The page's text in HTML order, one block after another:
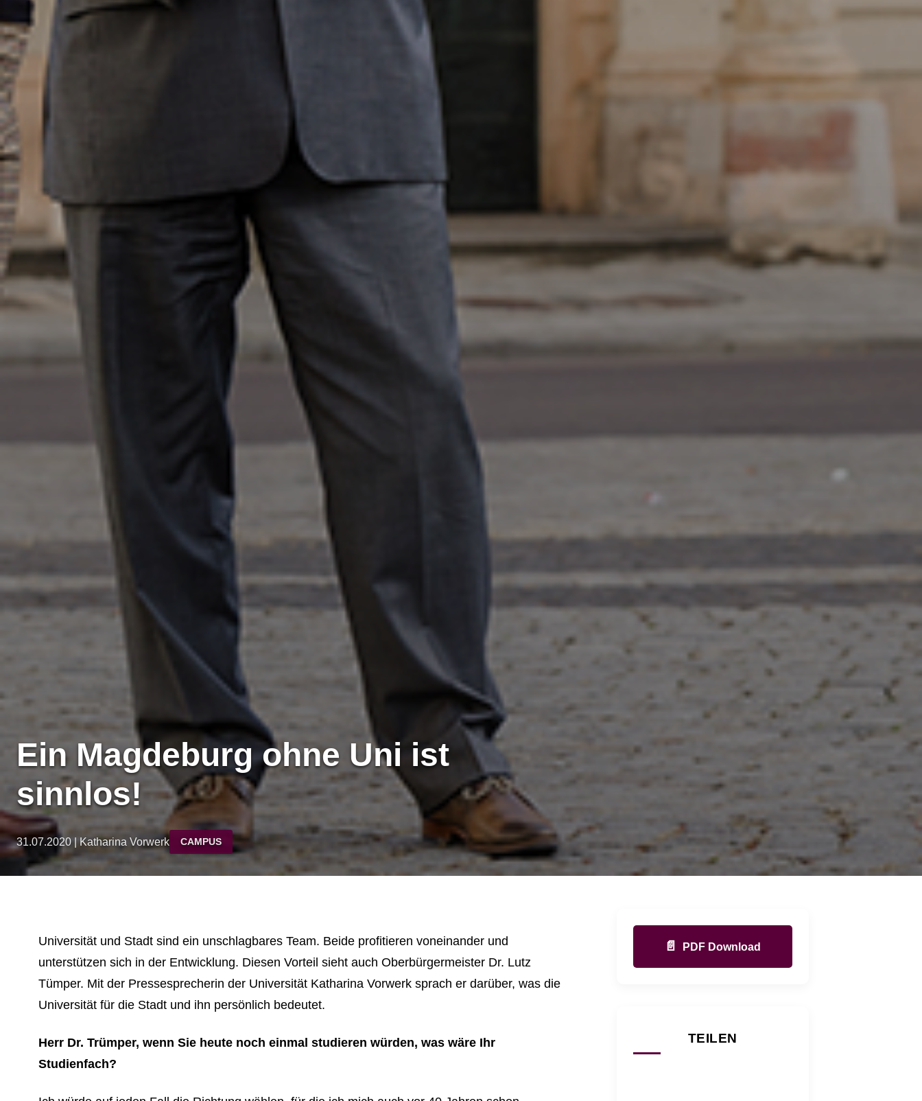
Ein Magdeburg ohne Uni ist
sinnlos!
31.07.2020 | Katharina Vorwerk CAMPUS
Universität und Stadt sind ein unschlagbares Team. Beide profitieren voneinander und
unterstützen sich in der Entwicklung. Diesen Vorteil sieht auch Oberbürgermeister Dr. Lutz
Tümper. Mit der Pressesprecherin der Universität Katharina Vorwerk sprach er darüber, was die
Universität für die Stadt und ihn persönlich bedeutet.
Herr Dr. Trümper, wenn Sie heute noch einmal studieren würden, was wäre Ihr
Studienfach?
📄 PDF Download
TEILEN